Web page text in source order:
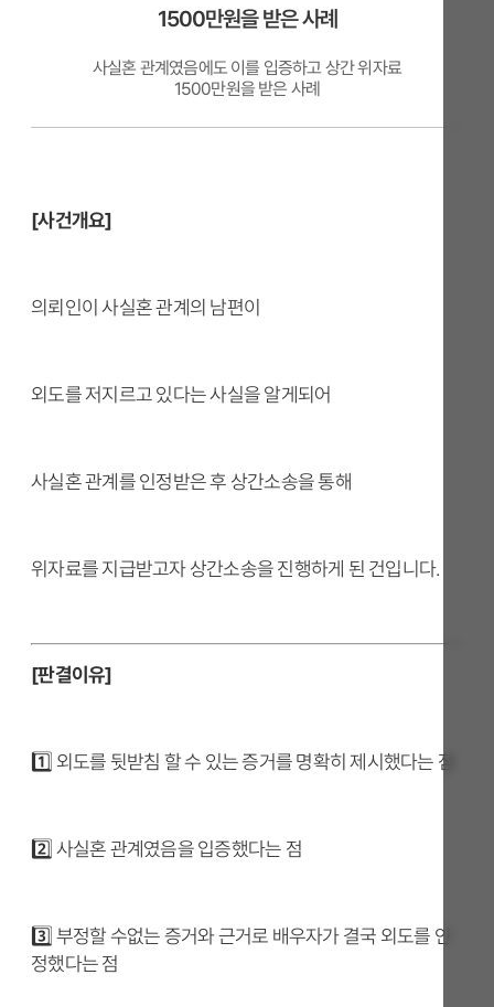
1500만원을 받은 사례
사실혼 관계였음에도 이를 입증하고 상간 위자료
1500만원을 받은 사례
[사건개요]
의뢰인이 사실혼 관계의 남편이
외도를 저지르고 있다는 사실을 알게되어
사실혼 관계를 인정받은 후 상간소송을 통해
위자료를 지급받고자 상간소송을 진행하게 된 건입니다.
[판결이유]
1️⃣ 외도를 뒷받침 할 수 있는 증거를 명확히 제시했다는 점
2️⃣ 사실혼 관계였음을 입증했다는 점
3️⃣ 부정할 수없는 증거와 근거로 배우자가 결국 외도를 인
정했다는 점